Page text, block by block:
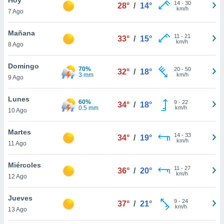
en
más
nuestra
de
cookies
aceptar
7 Ago
28° / 14° 14- 30
km/h
Mañana
8 Ago
33° / 15° 11 - 21
km/h
Domingo
9 Ago
70%
3 mm
32° / 18° 20- 50
km/h
Lunes
10 Ago
60%
0.5 mm
34° / 18° 9- 22
km/h
Martes
11 Ago
34° / 19° 14- 33
km/h
Miércoles
12 Ago
36° / 20° 11 - 27
km/h
Jueves
13 Ago
37° / 21° 9- 24
km/h